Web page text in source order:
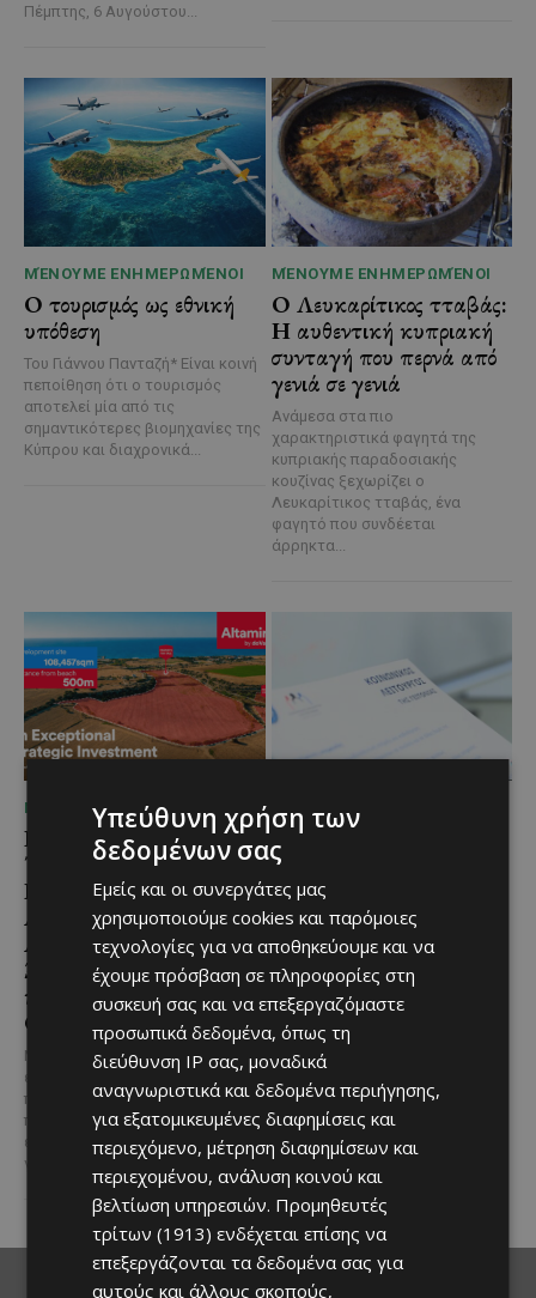
Πέμπτης, 6 Αυγούστου...
ΜΈΝΟΥΜΕ ΕΝΗΜΕΡΩΜΈΝΟΙ
Ο τουρισμός ως εθνική
υπόθεση
Του Γιάννου Πανταζή* Είναι κοινή
πεποίθηση ότι ο τουρισμός
αποτελεί μία από τις
σημαντικότερες βιομηχανίες της
Κύπρου και διαχρονικά...
ΜΈΝΟΥΜΕ ΕΝΗΜΕΡΩΜΈΝΟΙ
Ο Λευκαρίτικος τταβάς:
Η αυθεντική κυπριακή
συνταγή που περνά από
γενιά σε γενιά
Ανάμεσα στα πιο
χαρακτηριστικά φαγητά της
κυπριακής παραδοσιακής
κουζίνας ξεχωρίζει ο
Λευκαρίτικος τταβάς, ένα
φαγητό που συνδέεται
άρρηκτα...
ΜΈΝΟΥΜΕ ΕΝΗΜΕΡΩΜΈΝΟΙ
Εμβληματική
Τουριστική Έκταση στην
Παραλιακή Ζώνη
Αλαμινού με
Αδειοδοτημένη
Ξενοδοχειακή Ανάπτυξη
και Πανοραμική Θέα της
Θάλασσας
Μια εξαιρετικά σπάνια
επενδυτική ευκαιρία
παρουσιάζεται στην παραλιακή
περιοχή του Αλαμινού, στην
επαρχία Λάρνακας. Πρόκειται
για τρία συνεχόμενα...
Επένδυση €31 εκατ. για
εκσυγχρονισμό των
Υπηρεσιών Κοινωνικής
Ευημερίας
Το έργο υλοποιείται στο πλαίσιο
του Προγράμματος Πολιτικής
Συνοχής «ΘΑΛΕΙΑ2021-2027», με
τη συγχρηματοδότησης της ΕΕ
Σε μία από τις...
Υπεύθυνη χρήση των
δεδομένων σας
Εμείς και οι συνεργάτες μας
χρησιμοποιούμε cookies και παρόμοιες
τεχνολογίες για να αποθηκεύουμε και να
έχουμε πρόσβαση σε πληροφορίες στη
συσκευή σας και να επεξεργαζόμαστε
προσωπικά δεδομένα, όπως τη
διεύθυνση IP σας, μοναδικά
αναγνωριστικά και δεδομένα περιήγησης,
για εξατομικευμένες διαφημίσεις και
περιεχόμενο, μέτρηση διαφημίσεων και
περιεχομένου, ανάλυση κοινού και
βελτίωση υπηρεσιών. Προμηθευτές
τρίτων (1913) ενδέχεται επίσης να
επεξεργάζονται τα δεδομένα σας για
αυτούς και άλλους σκοπούς,